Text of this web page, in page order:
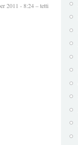
2011 - 8:24 – tetti